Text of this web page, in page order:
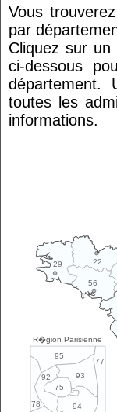
Vous
par
Cliquez sur
ci-dessous
département.
toutes les
informations.
R�gion Parisienne
77
78
95
93
75
94
92
22
29
56